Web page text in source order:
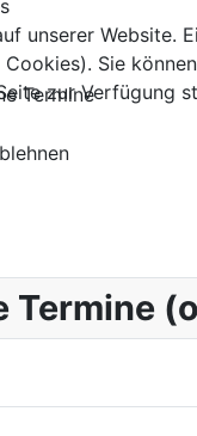
Termine
Termine
unserer Website.
Sie
zur Verfügung